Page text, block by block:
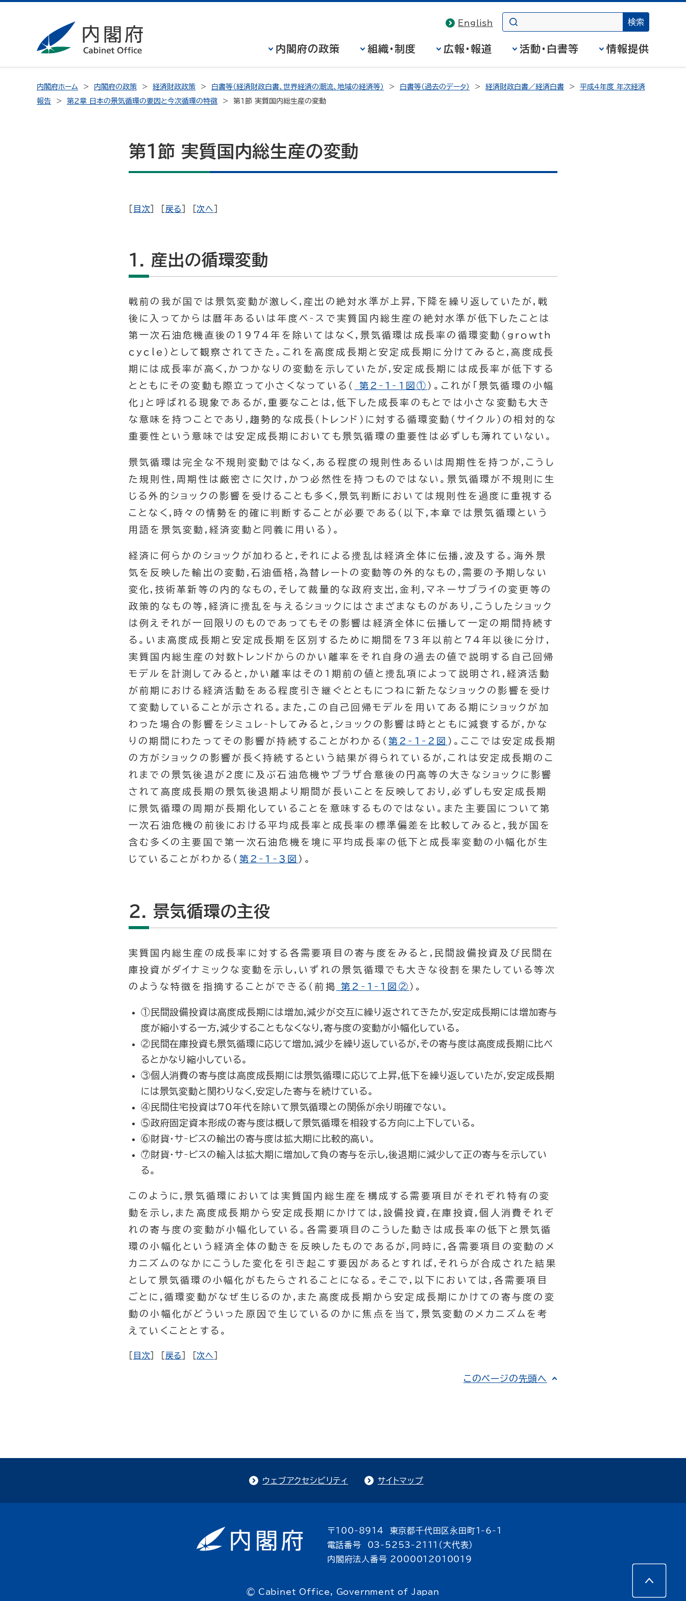
English
内閣府の政策 組織・制度 広報・報道 活動・白書等 情報提供
内閣府ホーム 内閣府の政策 経済財政政策 白書等（経済財政白書、世界経済の潮流、地域の経済等） 白書等（過去のデータ） 経済財政白書／経済白書
平成4年度 年次経済
報告
第2章 日本の景気循環の要因と今次循環の特徴 第1節 実質国内総生産の変動
第1節 実質国内総生産の変動
目次 戻る ] [次へ
1. 産出の循環変動
戦前の我が国では景気変動が激しく,産出の絶対水準が上昇,下降を繰り返していたが,戦
後に入ってからは暦年あるいは年度ベ-スで実質国内総生産の絶対水準が低下したことは
第一次石油危機直後の1974年を除いてはなく,景気循環は成長率の循環変動(growth
cycle)として観察されてきた。これを高度成長期と安定成長期に分けてみると,高度成長
期には成長率が高く,かつかなりの変動を示していたが,安定成長期には成長率が低下する
とともにその変動も際立って小さくなっている(
第2-1-1図① )。これが「景気循環の小幅
化」と呼ばれる現象であるが,重要なことは,低下した成長率のもとでは小さな変動も大き
な意味を持つことであり,趨勢的な成長(トレンド)に対する循環変動(サイクル)の相対的な
重要性という意味では安定成長期においても景気循環の重要性は必ずしも薄れていない。
景気循環は完全な不規則変動ではなく,ある程度の規則性あるいは周期性を持つが,こうし
た規則性,周期性は厳密さに欠け,かつ必然性を持つものではない。景気循環が不規則に生
じる外的ショックの影響を受けることも多く,景気判断においては規則性を過度に重視する
ことなく,時々の情勢を的確に判断することが必要である(以下,本章では景気循環という
用語を景気変動,経済変動と同義に用いる)。
経済に何らかのショックが加わると,それによる攪乱は経済全体に伝播,波及する。海外景
気を反映した輸出の変動,石油価格,為替レートの変動等の外的なもの,需要の予期しない
変化,技術革新等の内的なもの,そして裁量的な政府支出,金利,マネーサプライの変更等の
政策的なもの等,経済に攪乱を与えるショックにはさまざまなものがあり,こうしたショック
は例えそれが一回限りのものであってもその影響は経済全体に伝播して一定の期間持続す
る。いま高度成長期と安定成長期を区別するために期間を73年以前と74年以後に分け,
実質国内総生産の対数トレンドからのかい離率をそれ自身の過去の値で説明する自己回帰
モデルを計測してみると,かい離率はその1期前の値と攪乱項によって説明され,経済活動
が前期における経済活動をある程度引き継ぐとともにつねに新たなショックの影響を受け
て変動していることが示される。また,この自己回帰モデルを用いてある期にショックが加
わった場合の影響をシミュレ-トしてみると,ショックの影響は時とともに減衰するが,かな
りの期間にわたってその影響が持続することがわかる( 第2-1-2図 )。ここでは安定成長期
の方がショックの影響が長く持続するという結果が得られているが,これは安定成長期のこ
れまでの景気後退が2度に及ぶ石油危機やプラザ合意後の円高等の大きなショックに影響
されて高度成長期の景気後退期より期間が長いことを反映しており,必ずしも安定成長期
に景気循環の周期が長期化していることを意味するものではない。また主要国について第
一次石油危機の前後における平均成長率と成長率の標準偏差を比較してみると,我が国を
含む多くの主要国で第一次石油危機を境に平均成長率の低下と成長率変動の小幅化が生
じていることがわかる( 第2-1-3図 )。
2. 景気循環の主役
実質国内総生産の成長率に対する各需要項目の寄与度をみると,民間設備投資及び民間在
庫投資がダイナミックな変動を示し,いずれの景気循環でも大きな役割を果たしている等次
のような特徴を指摘することができる(前掲
第2-1-1図② )。
①民間設備投資は高度成長期には増加,減少が交互に繰り返されてきたが,安定成長期には増加寄与
度が縮小する一方,減少することもなくなり,寄与度の変動が小幅化している。
②民間在庫投資も景気循環に応じて増加,減少を繰り返しているが,その寄与度は高度成長期に比べ
るとかなり縮小している。
③個人消費の寄与度は高度成長期には景気循環に応じて上昇,低下を繰り返していたが,安定成長期
には景気変動と関わりなく,安定した寄与を続けている。
④民間住宅投資は70年代を除いて景気循環との関係が余り明確でない。
⑤政府固定資本形成の寄与度は概して景気循環を相殺する方向に上下している。
⑥財貨・サ-ビスの輸出の寄与度は拡大期に比較的高い。
⑦財貨・サ-ビスの輸入は拡大期に増加して負の寄与を示し,後退期に減少して正の寄与を示してい
る。
このように,景気循環においては実質国内総生産を構成する需要項目がそれぞれ特有の変
動を示し,また高度成長期から安定成長期にかけては,設備投資,在庫投資,個人消費それぞ
れの寄与度の変動が小幅化している。各需要項目のこうした動きは成長率の低下と景気循
環の小幅化という経済全体の動きを反映したものであるが,同時に,各需要項目の変動のメ
カニズムのなかにこうした変化を引き起こす要因があるとすれば,それらが合成された結果
として景気循環の小幅化がもたらされることになる。そこで,以下においては,各需要項目
ごとに,循環変動がなぜ生じるのか,また高度成長期から安定成長期にかけての寄与度の変
動の小幅化がどういった原因で生じているのかに焦点を当て,景気変動のメカニズムを考
えていくこととする。
目次 戻る ] [次へ
このページの先頭へ
ウェブアクセシビリティ サイトマップ
〒100-8914 東京都千代田区永田町1-6-1
電話番号 03-5253-2111（大代表）
内閣府法人番号 2000012010019
© Cabinet Office, Government of Japan